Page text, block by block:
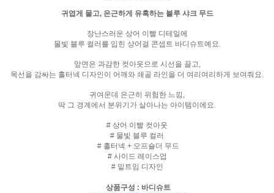
귀엽게 물고, 은근하게 유혹하는 블루 샤크 무드
장난스러운 상어 이빨 디테일에
물빛 블루 컬러를 입힌 상어걸 콘셉트 바디슈트예요.
앞면은 과감한 컷아웃으로 시선을 끌고,
목선을 감싸는 홀터넥 디자인이 어깨와 쇄골 라인을 더 여리여리하게 보여줘요.
귀여운데 은근히 위험한 느낌,
딱 그 경계에서 분위기가 살아나는 아이템이에요.
# 상어 이빨 컷아웃
# 물빛 블루 컬러
# 홀터넥 + 오프숄더 무드
# 사이드 레이스업
# 밑트임 디자인
상품구성 : 바디슈트